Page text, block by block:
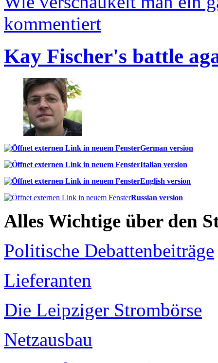
kommentiert
Kay Fischer's battle
German version
Italian version
English version
Russian version
Alles Wichtige über den
Politische Debattenbeiträge
Lieferanten
Die Leipziger Strombörse
Netzausbau